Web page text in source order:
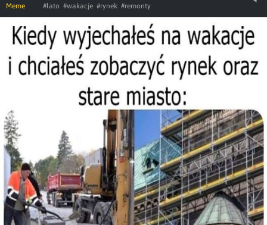
Meme #lato #wakacje #rynek #remonty